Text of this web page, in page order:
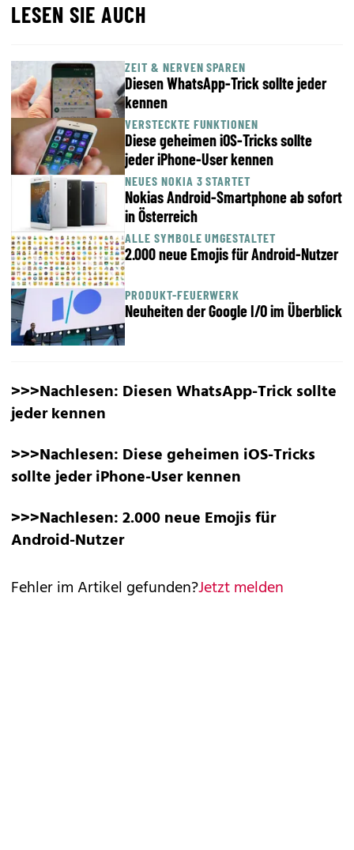
LESEN SIE AUCH
ZEIT & NERVEN SPAREN
Diesen WhatsApp-Trick sollte jeder
kennen
VERSTECKTE FUNKTIONEN
Diese geheimen iOS-Tricks sollte
jeder iPhone-User kennen
NEUES NOKIA 3 STARTET
Nokias Android-Smartphone ab sofort
in Österreich
ALLE SYMBOLE UMGESTALTET
2.000 neue Emojis für Android-Nutzer
PRODUKT-FEUERWERK
Neuheiten der Google I/O im Überblick
>>>Nachlesen: Diesen WhatsApp-Trick sollte
jeder kennen
>>>Nachlesen: Diese geheimen iOS-Tricks
sollte jeder iPhone-User kennen
>>>Nachlesen:2.000 neue Emojis für
Android-Nutzer
Fehler im Artikel gefunden?Jetzt melden